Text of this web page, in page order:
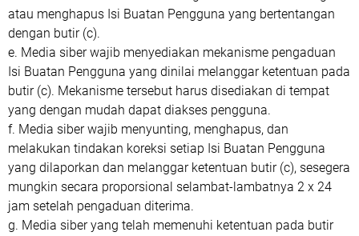
atau menghapus Isi Buatan Pengguna yang bertentangan
dengan butir (c).
e. Media siber wajib menyediakan mekanisme pengaduan
Isi Buatan Pengguna yang dinilai melanggar ketentuan pada
butir (c). Mekanisme tersebut harus disediakan di tempat
yang dengan mudah dapat diakses pengguna.
f. Media siber wajib menyunting, menghapus, dan
melakukan tindakan koreksi setiap Isi Buatan Pengguna
yang dilaporkan dan melanggar ketentuan butir (c), sesegera
mungkin secara proporsional selambat-lambatnya 2 x 24
jam setelah pengaduan diterima.
g. Media siber yang telah memenuhi ketentuan pada butir